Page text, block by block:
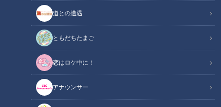
道との遭遇
ともだちたまご
恋はロケ中に！
アナウンサー
イメージ画像：「猛暑必須アイテムの数々」（写真ACより）
この記事の画像 （全4枚）